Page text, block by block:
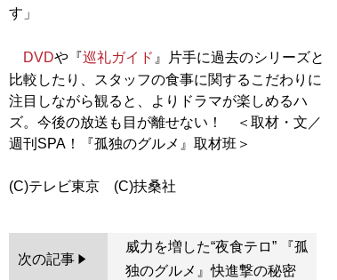
す」
DVDや『巡礼ガイド 』片手に過去のシリーズと
比較したり、スタッフの食事に関するこだわりに
注目しながら観ると、よりドラマが楽しめるハ
ズ。今後の放送も目が離せない！ ＜取材・文／
週刊SPA！『孤独のグルメ』取材班＞
次の記事
威力を増した“夜食テロ” 『孤
独のグルメ』快進撃の秘密